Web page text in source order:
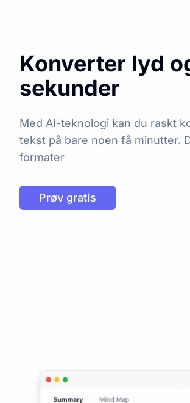
Konverter lyd
sekunder
Med AI-teknologi kan du raskt
tekst på bare noen få minutter.
formater
Prøv gratis